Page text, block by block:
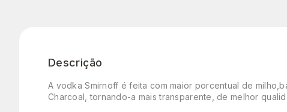
Descrição
A vodka Smirnoff é feita com maior porcentual de
Charcoal, tornando-a mais transparente, de melhor